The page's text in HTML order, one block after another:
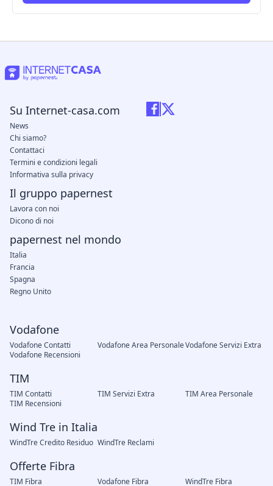
Vodafone
Vodafone Contatti Vodafone Area PersonaleVodafone Servizi Extra
Vodafone Recensioni
TIM
TIM Contatti TIM Servizi Extra
TIM Area Personale
TIM Recensioni
Wind Tre in Italia
WindTre Credito Residuo WindTre Reclami
Offerte Fibra
TIM Fibra Vodafone Fibra WindTre Fibra
Su Internet-casa.com
News
Chi siamo?
Contattaci
Termini e condizioni legali
Informativa sulla privacy
Il gruppo papernest
Lavora con noi
Dicono di noi
papernest nel mondo
Italia
Francia
Spagna
Regno Unito